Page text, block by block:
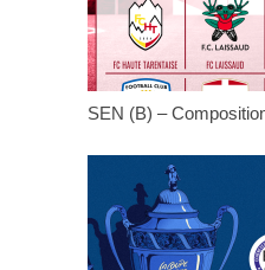
SEN (B) –